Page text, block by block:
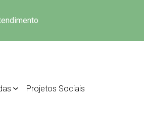
Projetos Sociais